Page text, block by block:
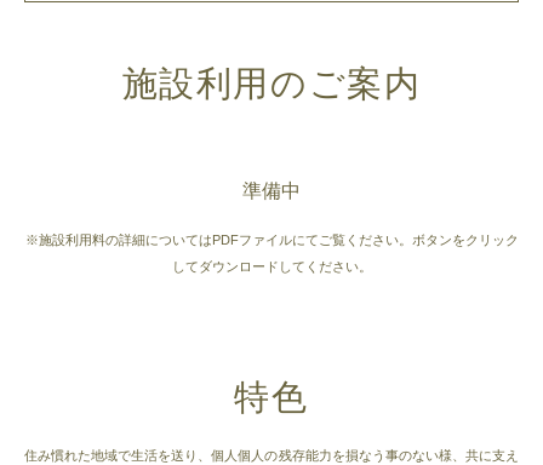
施設利用のご案内
準備中
※施設利用料の詳細についてはPDFファイルにてご覧ください。ボタンをクリック
してダウンロードしてください。
特色
住み慣れた地域で生活を送り、個人個人の残存能力を損なう事のない様、共に支え